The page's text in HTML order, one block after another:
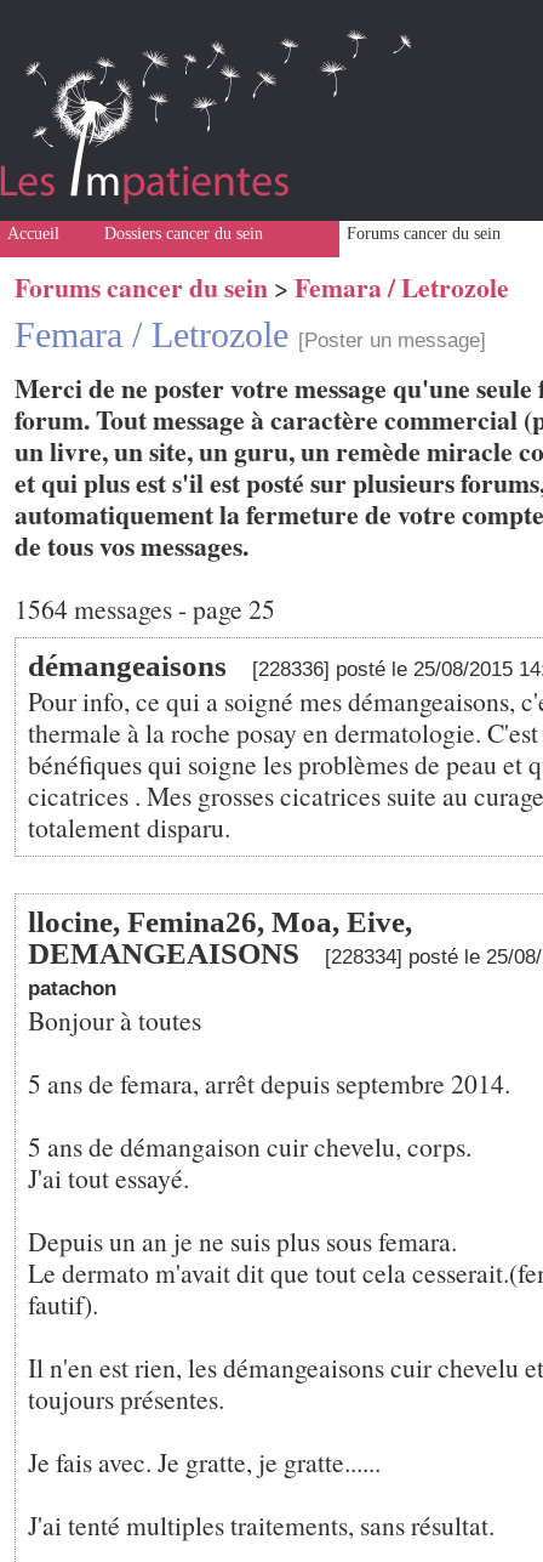
Accueil Dossiers cancer du sein Forums cancer du sein
Forums cancer du sein > Femara / Letrozole
Femara / Letrozole [Poster un message]
Merci de ne poster votre message qu'une seule
forum. Tout message à caractère commercial
un livre, un site, un guru, un remède miracle
et qui plus est s'il est posté sur plusieurs
automatiquement la fermeture de votre
de tous vos messages.
1564 messages - page 25
démangeaisons [228336] posté le 25/08/2015
Pour info, ce qui a soigné mes démangeaisons,
thermale à la roche posay en dermatologie.
bénéfiques qui soigne les problèmes de peau et
cicatrices . Mes grosses cicatrices suite au
totalement disparu.
llocine, Femina26, Moa, Eive,
DEMANGEAISONS
[228334] posté le 25/
patachon
Bonjour à toutes
5 ans de femara, arrêt depuis septembre 2014.
5 ans de démangaison cuir chevelu, corps.
J'ai tout essayé.
Depuis un an je ne suis plus sous femara.
Le dermato m'avait dit que tout cela
fautif).
Il n'en est rien, les démangeaisons cuir chevelu
toujours présentes.
Je fais avec. Je gratte, je gratte......
J'ai tenté multiples traitements, sans résultat.